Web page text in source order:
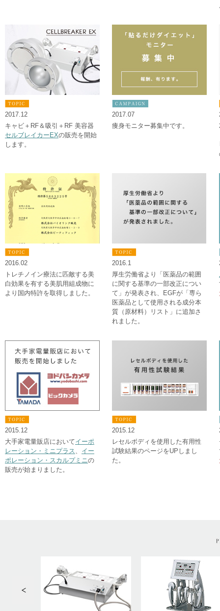
2017.12
キャビ＋RF＆吸引＋RF 美容器
セルブレイカーEXの販売を開始
します。
2017.07
痩身モニター募集中です。
2016.02
トレチノイン療法に匹敵する美
白効果を有する美肌用組成物に
より国内特許を取得しました。
2016.1
厚生労働省より「医薬品の範囲
に関する基準の一部改正につい
て」が発表され、EGFが「専ら
医薬品として使用される成分本
質（原材料）リスト」に追加さ
れました。
2015.12
大手家電量販店においてイーポ
レーション・ミニプラス、 イー
ポレーション・スカルプミニの
販売が始まりました。
2015.12
レセルボディを使用した有用性
試験結果のページをUPしまし
た。